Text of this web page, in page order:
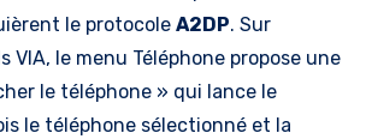
le protocole A2DP. Sur
VIA, le menu Téléphone propose une
le téléphone » qui lance le
le téléphone sélectionné et la